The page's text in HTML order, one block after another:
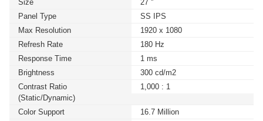
Size
27 ''
Panel Type
SS IPS
Max Resolution
1920 x 1080
Refresh Rate
180 Hz
Response Time
1 ms
Brightness
300 cd/m2
Contrast Ratio
(static/dynamic)
1,000 : 1
Color Support
16.7 Million